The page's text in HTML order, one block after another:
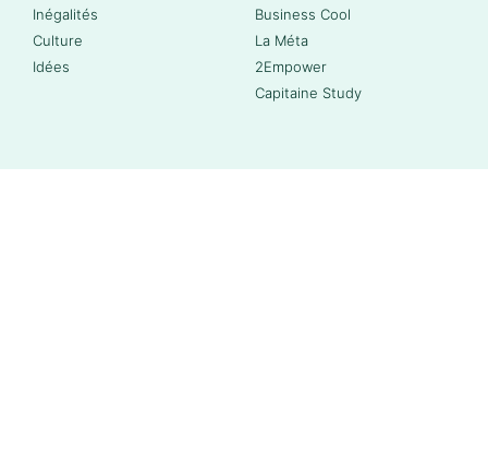
Inégalités
Culture
Idées
Business Cool
La Méta
2Empower
Capitaine Study